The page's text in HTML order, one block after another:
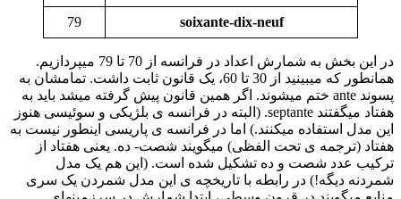
soixante-dix-neuf
79
در این بخش به شمارش اعداد در فرانسه از 70 تا 79 میپردازیم.
همانطور که میبینید از 30 تا 60، یک قانون ثابت داشت. تمامشان به
پسوند ante ختم میشوند. اگر همین قانون پیش گرفته میشد باید به
هفتاد میگفتند septante. (البته در فرانسه ی بلژیکی و سوئیسی هنوز
این مدل استفاده میکنند.) اما در فرانسه ی پاریسی اینطور نیست به
هفتاد (ترجمه ی تحت الفظی) میگویند شصت- ده. یعنی هفتاد از
ترکیب عدد شصت و ده تشکیل شده است. (این هم یک مدل
شمردنه دیگه!) در رابطه با تاریخچه ی این مدل شمردن یک سری